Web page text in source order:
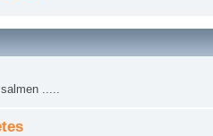
.....